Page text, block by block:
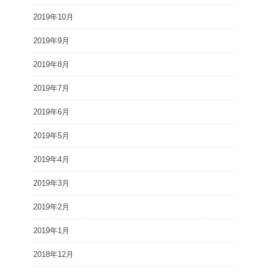
2019年10月
2019年9月
2019年8月
2019年7月
2019年6月
2019年5月
2019年4月
2019年3月
2019年2月
2019年1月
2018年12月